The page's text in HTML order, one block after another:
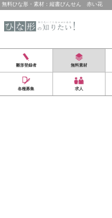
無料ひな形・素材：縦書びんせん 赤い花
雛形登録者 無料素材
各種募集 求人